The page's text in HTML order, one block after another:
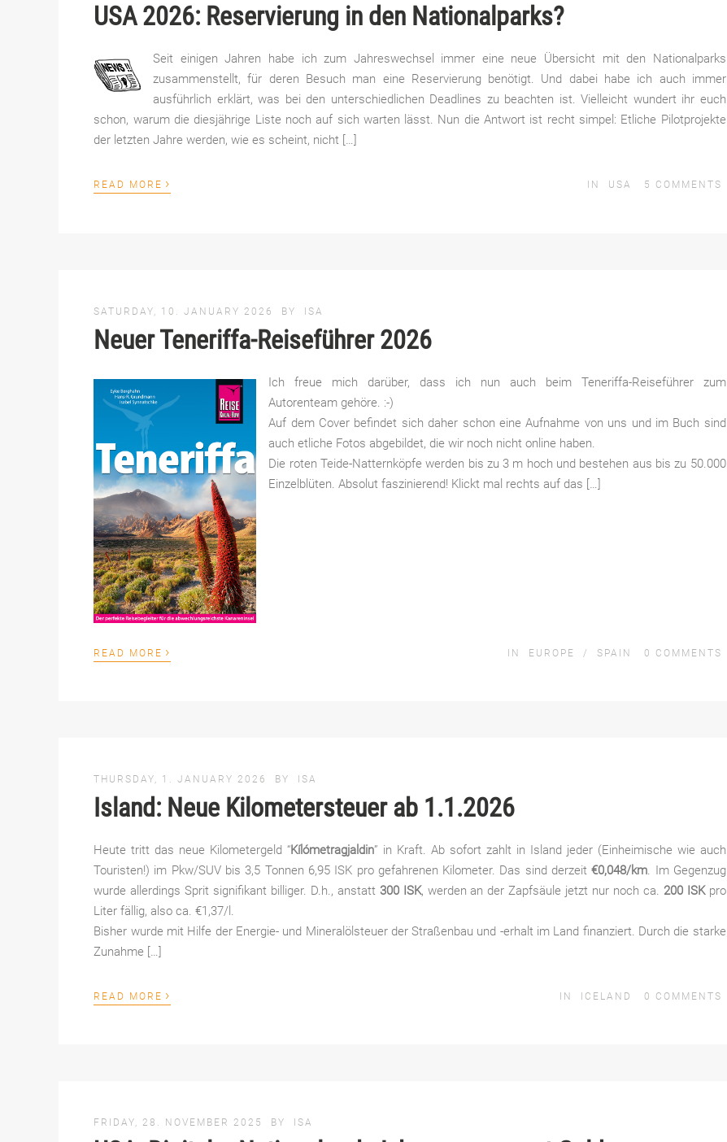
USA 2026: Reservierung in den Nationalparks?
Seit einigen Jahren habe ich zum Jahreswechsel immer eine neue Übersicht mit den Nationalparks
zusammenstellt, für deren Besuch man eine Reservierung benötigt. Und dabei habe ich auch immer
ausführlich erklärt, was bei den unterschiedlichen Deadlines zu beachten ist. Vielleicht wundert ihr euch
schon, warum die diesjährige Liste noch auf sich warten lässt. Nun die Antwort ist recht simpel: Etliche Pilotprojekte
der letzten Jahre werden, wie es scheint, nicht […]
READ MORE › IN USA 5 COMMENTS
SATURDAY, 10. JANUARY 2026 BY ISA
Neuer Teneriffa-Reiseführer 2026
Ich freue mich darüber, dass ich nun auch beim Teneriffa-Reiseführer zum
Autorenteam gehöre. :-)
Auf dem Cover befindet sich daher schon eine Aufnahme von uns und im Buch sind
auch etliche Fotos abgebildet, die wir noch nicht online haben.
Die roten Teide-Natternköpfe werden bis zu 3 m hoch und bestehen aus bis zu 50.000
Einzelblüten. Absolut faszinierend! Klickt mal rechts auf das […]
READ MORE › IN EUROPE / SPAIN 0 COMMENTS
THURSDAY, 1. JANUARY 2026 BY ISA
Island: Neue Kilometersteuer ab 1.1.2026
Heute tritt das neue Kilometergeld “Kílómetragjaldin” in Kraft. Ab sofort zahlt in Island jeder (Einheimische wie auch
Touristen!) im Pkw/SUV bis 3,5 Tonnen 6,95 ISK pro gefahrenen Kilometer. Das sind derzeit€0,048/km. Im Gegenzug
wurde allerdings Sprit signifikant billiger. D.h., anstatt 300 ISK, werden an der Zapfsäule jetzt nur noch ca. 200 ISKpro
Liter fällig, also ca. €1,37/l.
Bisher wurde mit Hilfe der Energie- und Mineralölsteuer der Straßenbau und -erhalt im Land finanziert. Durch die starke
Zunahme […]
READ MORE › IN ICELAND 0 COMMENTS
FRIDAY, 28. NOVEMBER 2025 BY ISA